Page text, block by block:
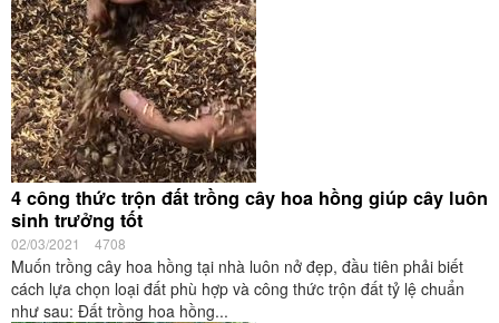
4 công thức trộn đất trồng cây hoa hồng giúp cây luôn
sinh trưởng tốt
02/03/2021 4708
Muốn trồng cây hoa hồng tại nhà luôn nở đẹp, đầu tiên phải biết
cách lựa chọn loại đất phù hợp và công thức trộn đất tỷ lệ chuẩn
như sau: Đất trồng hoa hồng...